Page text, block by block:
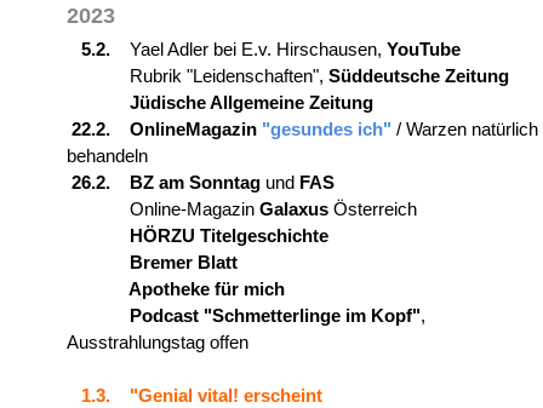
2023
5.2. Yael Adler bei E.v. Hirschausen, YouTube
Rubrik "Leidenschaften", Süddeutsche Zeitung
Jüdische Allgemeine Zeitung
22.2. OnlineMagazin "gesundes ich" / Warzen natürlich
behandeln
26.2. BZ am Sonntag undFAS
Online-MagazinGalaxusÖsterreich
HÖRZU Titelgeschichte
Bremer Blatt
Apotheke für mich
Podcast "Schmetterlinge im Kopf",
Ausstrahlungstag offen
1.3. "Genial vital! erscheint